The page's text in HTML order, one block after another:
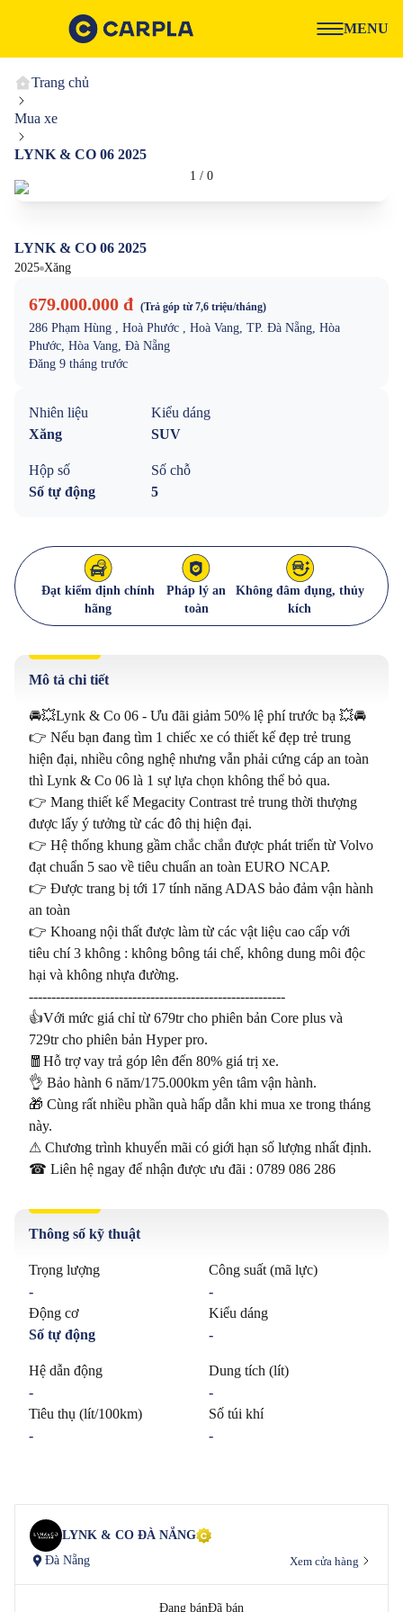
MENU
Trang chủ
Mua xe
LYNK & CO 06 2025
1 / 0
LYNK & CO 06 2025
2025 Xăng
679.000.000 đ (Trả góp từ7,6 triệu/tháng)
286 Phạm Hùng , Hoà Phước , Hoà Vang, TP. Đà Nẵng, Hòa
Phước, Hòa Vang, Đà Nẵng
Đăng 9 tháng trước
Nhiên liệu
Xăng
Kiểu dáng
SUV
Hộp số
Số tự động
Số chỗ
5
Đạt kiểm định chính
hãng
Pháp lý an
toàn
Không đâm đụng, thủy
kích
Mô tả chi tiết
🚘💥Lynk & Co 06 - Ưu đãi giảm 50% lệ phí trước bạ 💥🚘
👉 Nếu bạn đang tìm 1 chiếc xe có thiết kế đẹp trẻ trung
hiện đại, nhiều công nghệ nhưng vẫn phải cứng cáp an toàn
thì Lynk & Co 06 là 1 sự lựa chọn không thể bỏ qua.
👉 Mang thiết kế Megacity Contrast trẻ trung thời thượng
được lấy ý tưởng từ các đô thị hiện đại.
👉 Hệ thống khung gầm chắc chắn được phát triển từ Volvo
đạt chuẩn 5 sao về tiêu chuẩn an toàn EURO NCAP.
👉 Được trang bị tới 17 tính năng ADAS bảo đảm vận hành
an toàn
👉 Khoang nội thất được làm từ các vật liệu cao cấp với
tiêu chí 3 không : không bông tái chế, không dung môi độc
hại và không nhựa đường.
---------------------------------------------------------
👍Với mức giá chỉ từ 679tr cho phiên bản Core plus và
729tr cho phiên bản Hyper pro.
🧧Hỗ trợ vay trả góp lên đến 80% giá trị xe.
👌 Bảo hành 6 năm/175.000km yên tâm vận hành.
🎁 Cùng rất nhiều phần quà hấp dẫn khi mua xe trong tháng
này.
⚠ Chương trình khuyến mãi có giới hạn số lượng nhất định.
☎ Liên hệ ngay để nhận được ưu đãi : 0789 086 286
Thông số kỹ thuật
Trọng lượng
-
Động cơ
Số tự động
Công suất (mã lực)
-
Kiểu dáng
-
Hệ dẫn động
-
Tiêu thụ (lít/100km)
-
Dung tích (lít)
-
Số túi khí
-
LYNK & CO ĐÀ NẴNG
Đà Nẵng
Xem cửa hàng
Đang bánĐã bán